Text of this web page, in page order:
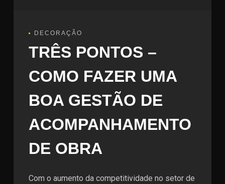
DECORAÇÃO
TRÊS PONTOS –
COMO FAZER UMA
BOA GESTÃO DE
ACOMPANHAMENTO
DE OBRA
Com o aumento da competitividade no setor de